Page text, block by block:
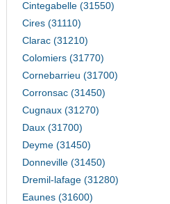
Cintegabelle (31550)
Cires (31110)
Clarac (31210)
Colomiers (31770)
Cornebarrieu (31700)
Corronsac (31450)
Cugnaux (31270)
Daux (31700)
Deyme (31450)
Donneville (31450)
Dremil-lafage (31280)
Eaunes (31600)